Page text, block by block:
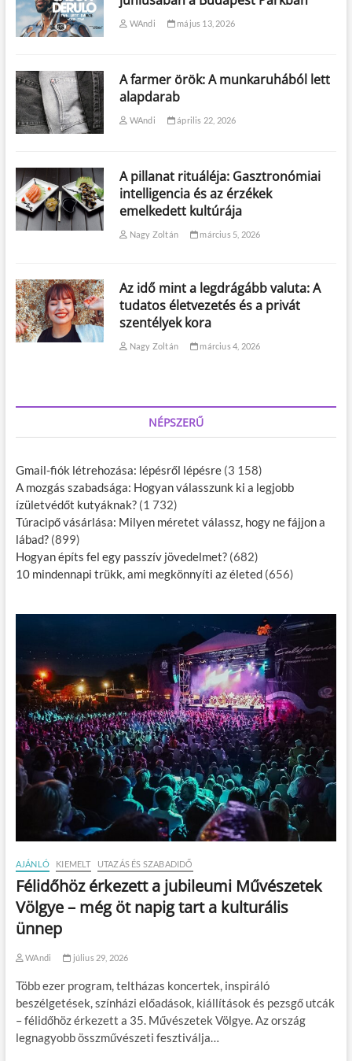
WAndi május 13, 2026
A farmer örök: A munkaruhából lett
alapdarab
WAndi április 22, 2026
A pillanat rituáléja: Gasztronómiai
intelligencia és az érzékek
emelkedett kultúrája
Nagy Zoltán március 5, 2026
Az idő mint a legdrágább valuta: A
tudatos életvezetés és a privát
szentélyek kora
Nagy Zoltán március 4, 2026
NÉPSZERŰ
Gmail-fiók létrehozása: lépésről lépésre (3 158)
A mozgás szabadsága: Hogyan válasszunk ki a legjobb
ízületvédőt kutyáknak? (1 732)
Túracipő vásárlása: Milyen méretet válassz, hogy ne fájjon a
lábad? (899)
Hogyan építs fel egy passzív jövedelmet? (682)
10 mindennapi trükk, ami megkönnyíti az életed (656)
AJÁNLÓ KIEMELT UTAZÁS ÉS SZABADIDŐ
Félidőhöz érkezett a jubileumi Művészetek
Völgye – még öt napig tart a kulturális
ünnep
WAndi július 29, 2026
Több ezer program, teltházas koncertek, inspiráló
beszélgetések, színházi előadások, kiállítások és pezsgő utcák
– félidőhöz érkezett a 35. Művészetek Völgye. Az ország
legnagyobb összművészeti fesztiválja…